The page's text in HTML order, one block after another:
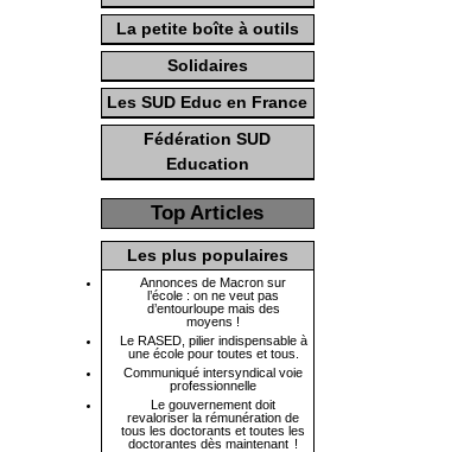
La petite boîte à outils
Solidaires
Les SUD Educ en France
Fédération SUD
Education
Top Articles
Les plus populaires
Annonces de Macron sur
l’école : on ne veut pas
d’entourloupe mais des
moyens !
Le RASED, pilier indispensable à
une école pour toutes et tous.
Communiqué intersyndical voie
professionnelle
Le gouvernement doit
revaloriser la rémunération de
tous les doctorants et toutes les
doctorantes dès maintenant !